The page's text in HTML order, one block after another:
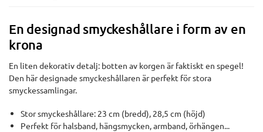
En designad smyckeshållare i form av en
krona
En liten dekorativ detalj: botten av korgen är faktiskt en spegel!
Den här designade smyckeshållaren är perfekt för stora
smyckessamlingar.
Stor smyckeshållare: 23 cm (bredd), 28,5 cm (höjd)
Perfekt för halsband, hängsmycken, armband, örhängen...